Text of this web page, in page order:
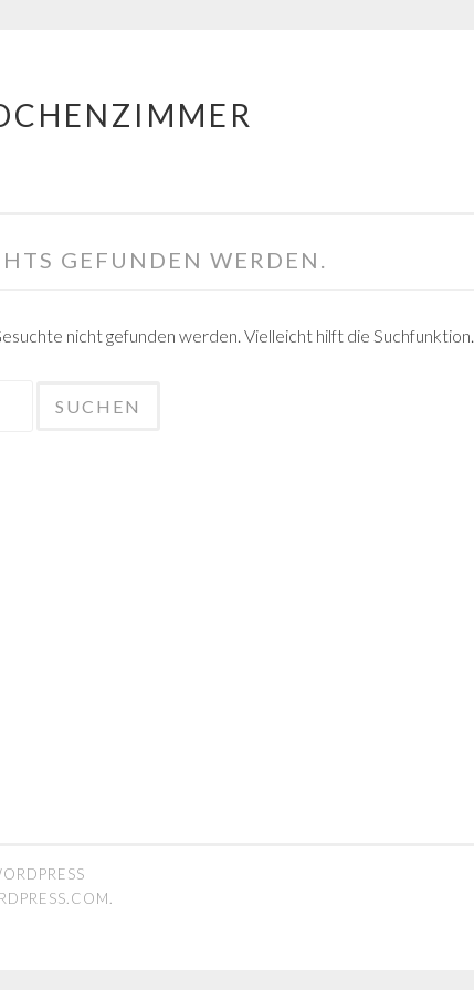
GEFUNDEN WERDEN.
nicht gefunden werden. Vielleicht hilft die Suchfunktion.